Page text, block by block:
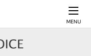
MENU